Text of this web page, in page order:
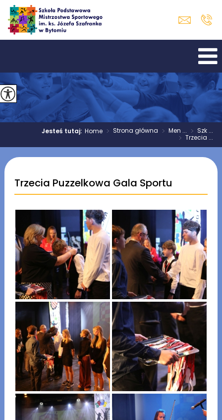
Jesteś tutaj:Home > Strona główna > Men ... > Szk ...
> Trzecia ...
Trzecia Puzzelkowa Gala Sportu